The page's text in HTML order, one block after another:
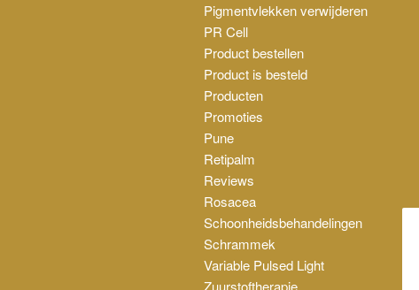
Pigmentvlekken verwijderen
PR Cell
Product bestellen
Product is besteld
Producten
Promoties
Pune
Retipalm
Reviews
Rosacea
Schoonheidsbehandelingen
Schrammek
Variable Pulsed Light
Zuurstoftherapie